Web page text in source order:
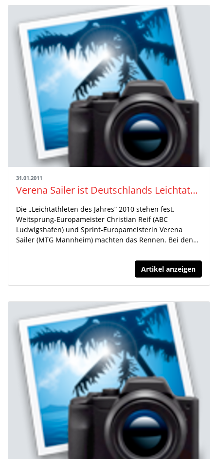
31.01.2011
Verena Sailer ist Deutschlands Leichtathletin des Jahres
Die „Leichtathleten des Jahres“ 2010 stehen fest.
Weitsprung-Europameister Christian Reif (ABC
Ludwigshafen) und Sprint-Europameisterin Verena
Sailer (MTG Mannheim) machten das Rennen. Bei den…
Artikel anzeigen